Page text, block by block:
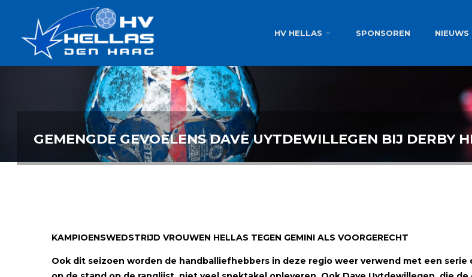
AMBITIE
HV HELLAS SPONSOREN NIEUWS
GEMENGDE GEVOELENS DAVE UYTDEWILLEGEN BIJ DERBY
KAMPIOENSWEDSTRIJD VROUWEN HELLAS TEGEN GEMINI ALS VOORGERECHT
Ook dit seizoen worden de handballiefhebbers in deze regio weer verwend met een serie